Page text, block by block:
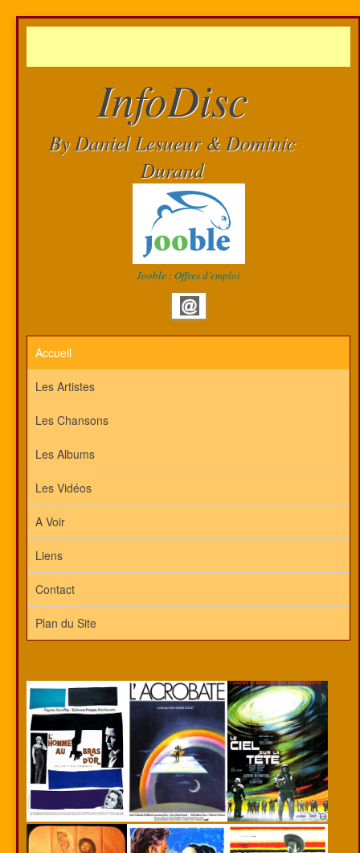
InfoDisc
By Daniel Lesueur & Dominic
Durand
Jooble : Offres d'emploi
Accueil
Les Artistes
Les Chansons
Les Albums
Les Vidéos
A Voir
Liens
Contact
Plan du Site